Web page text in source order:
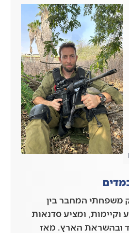
משפחתי המחבר בין
וקיימות, ומציע סדנאות
ובהשראת הארץ. מאז